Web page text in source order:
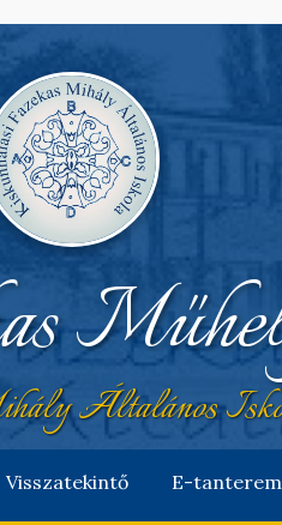
Általános
Visszatekintő E-